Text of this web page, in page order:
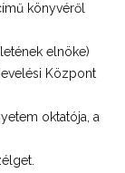
könyvéről
elnöke)
Központ
oktatója, a